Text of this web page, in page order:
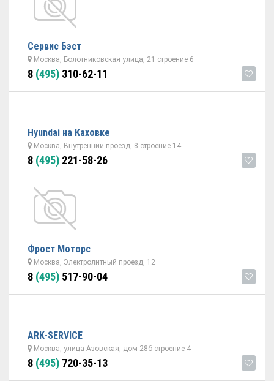
Сервис Бэст
Москва, Болотниковская улица, 21 строение 6
8 (495) 310-62-11
Hyundai на Каховке
Москва, Внутренний проезд, 8 строение 14
8 (495) 221-58-26
Фрост Моторс
Москва, Электролитный проезд, 12
8 (495) 517-90-04
ARK-SERVICE
Москва, улица Азовская, дом 28б строение 4
8 (495) 720-35-13